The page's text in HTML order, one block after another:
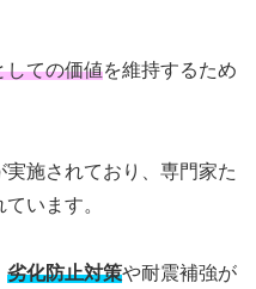
しての価値を維持するため
施されており、専門家た
います。
劣化防止対策や耐震補強が